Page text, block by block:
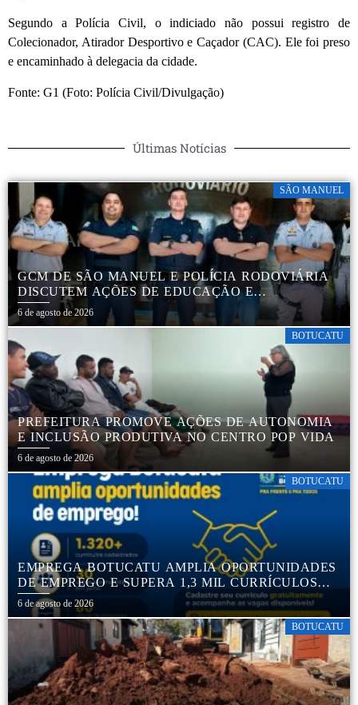
Segundo a Polícia Civil, o indiciado não possui registro de
Colecionador, Atirador Desportivo e Caçador (CAC). Ele foi preso
e encaminhado à delegacia da cidade.
Fonte: G1 (Foto: Polícia Civil/Divulgação)
Últimas Notícias
SÃO MANUEL
GCM DE SÃO MANUEL E POLÍCIA RODOVIÁRIA
DISCUTEM AÇÕES DE EDUCAÇÃO E
SEGURANÇA NO TRÂNSITO
6 de agosto de 2026
BOTUCATU
PREFEITURA PROMOVE AÇÕES DE AUTONOMIA
E INCLUSÃO PRODUTIVA NO CENTRO POP VIDA
6 de agosto de 2026
BOTUCATU
EMPREGA BOTUCATU AMPLIA OPORTUNIDADES
DE EMPREGO E SUPERA 1,3 MIL CURRÍCULOS
CADASTRADOS
6 de agosto de 2026
BOTUCATU